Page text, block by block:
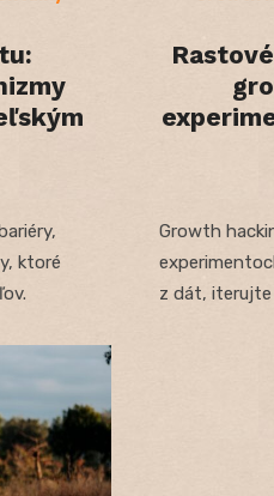
ktoré
Growth
z dát, iterujte